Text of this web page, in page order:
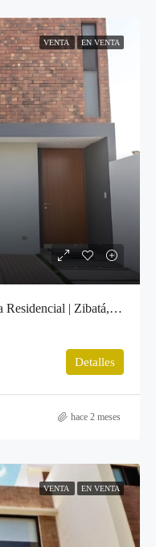
VENTA EN VENTA
Casa en Venta Modelo Nava en Ankara Residencial | Zibatá, Querétaro
Detalles
hace 2 meses
VENTA EN VENTA